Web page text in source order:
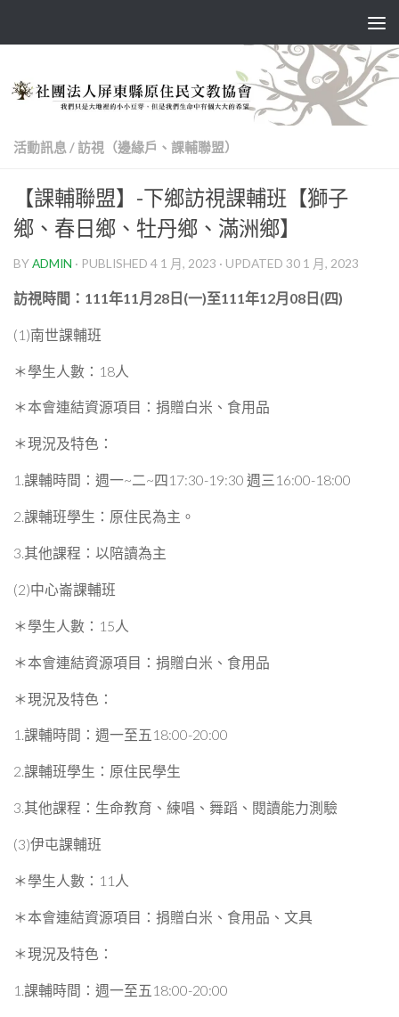
活動訊息 /訪視（邊緣戶、課輔聯盟）
【課輔聯盟】-下鄉訪視課輔班【獅子
鄉、春日鄉、牡丹鄉、滿洲鄉】
BYADMIN · PUBLISHED 4 1 月, 2023 · UPDATED 30 1 月, 2023
訪視時間：111年11月28日(一)至111年12月08日(四)
(1)南世課輔班
＊學生人數：18人
＊本會連結資源項目：捐贈白米、食用品
＊現況及特色：
1.課輔時間：週一~二~四17:30-19:30 週三16:00-18:00
2.課輔班學生：原住民為主。
3.其他課程：以陪讀為主
(2)中心崙課輔班
＊學生人數：15人
＊本會連結資源項目：捐贈白米、食用品
＊現況及特色：
1.課輔時間：週一至五18:00-20:00
2.課輔班學生：原住民學生
3.其他課程：生命教育、練唱、舞蹈、閱讀能力測驗
(3)伊屯課輔班
＊學生人數：11人
＊本會連結資源項目：捐贈白米、食用品、文具
＊現況及特色：
1.課輔時間：週一至五18:00-20:00